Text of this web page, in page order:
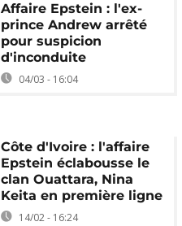
Affaire Epstein : l'ex-
prince Andrew arrêté
pour suspicion
d'inconduite
04/03 - 16:04
Côte d'Ivoire : l'affaire
Epstein éclabousse le
clan Ouattara, Nina
Keita en première ligne
14/02 - 16:24